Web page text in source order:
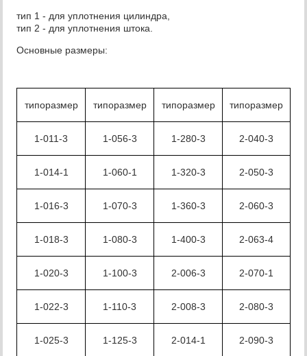
тип 1 - для уплотнения цилиндра,
тип 2 - для уплотнения штока.
Основные размеры:
типоразмер типоразмер типоразмер типоразмер
1-011-3 1-056-3 1-280-3 2-040-3
1-014-1 1-060-1 1-320-3 2-050-3
1-016-3 1-070-3 1-360-3 2-060-3
1-018-3 1-080-3 1-400-3 2-063-4
1-020-3 1-100-3 2-006-3 2-070-1
1-022-3 1-110-3 2-008-3 2-080-3
1-025-3 1-125-3 2-014-1 2-090-3